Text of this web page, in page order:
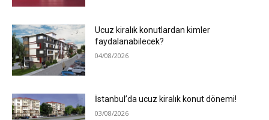
Ucuz kiralık konutlardan kimler
faydalanabilecek?
04/08/2026
İstanbul’da ucuz kiralık konut dönemi!
03/08/2026